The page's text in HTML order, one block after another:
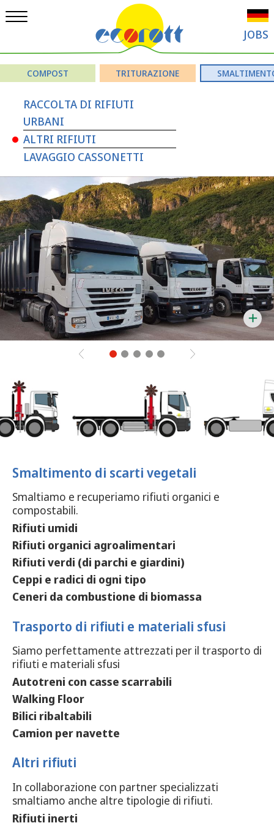
JOBS
COMPOST TRITURAZIONE
RACCOLTA DI RIFIUTI
URBANI
ALTRI RIFIUTI
LAVAGGIO CASSONETTI
Smaltimento di scarti vegetali
Smaltiamo e recuperiamo rifiuti organici e
compostabili.
Rifiuti umidi
Rifiuti organici agroalimentari
Rifiuti verdi (di parchi e giardini)
Ceppi e radici di ogni tipo
Ceneri da combustione di biomassa
Trasporto di rifiuti e materiali sfusi
Siamo perfettamente attrezzati per il trasporto di
rifiuti e materiali sfusi
Autotreni con casse scarrabili
Walking Floor
Bilici ribaltabili
Camion per navette
Altri rifiuti
In collaborazione con partner specializzati
smaltiamo anche altre tipologie di rifiuti.
Rifiuti inerti